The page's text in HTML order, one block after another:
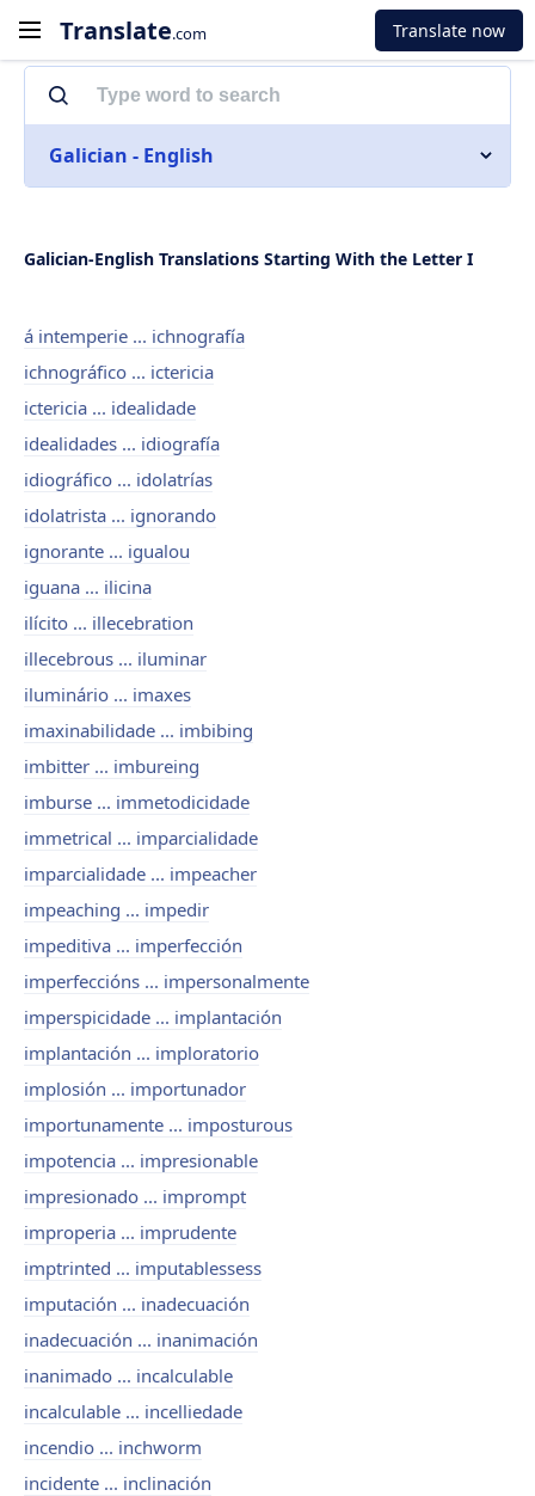
Translate.com Translate now
Galician - English
Galician-English Translations Starting With the Letter I
á intemperie ... ichnografía
ichnográfico ... ictericia
ictericia ... idealidade
idealidades ... idiografía
idiográfico ... idolatrías
idolatrista ... ignorando
ignorante ... igualou
iguana ... ilicina
ilícito ... illecebration
illecebrous ... iluminar
iluminário ... imaxes
imaxinabilidade ... imbibing
imbitter ... imbureing
imburse ... immetodicidade
immetrical ... imparcialidade
imparcialidade ... impeacher
impeaching ... impedir
impeditiva ... imperfección
imperfeccións ... impersonalmente
imperspicidade ... implantación
implantación ... imploratorio
implosión ... importunador
importunamente ... imposturous
impotencia ... impresionable
impresionado ... imprompt
improperia ... imprudente
imptrinted ... imputablessess
imputación ... inadecuación
inadecuación ... inanimación
inanimado ... incalculable
incalculable ... incelliedade
incendio ... inchworm
incidente ... inclinación